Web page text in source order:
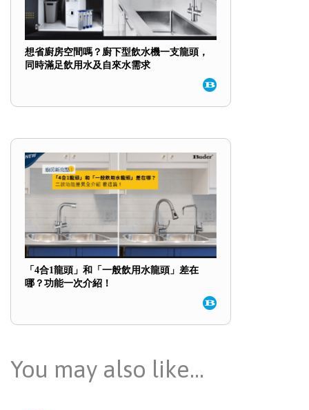
想省廚房空間嗎？廚下型飲水機一支龍頭，
同時滿足飲用水及自來水需求
「4合1龍頭」和「一般飲用水龍頭」差在
哪？功能一次介紹！
You may also like…